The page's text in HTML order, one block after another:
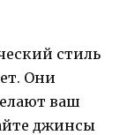
стиль
Они
ваш
джинсы